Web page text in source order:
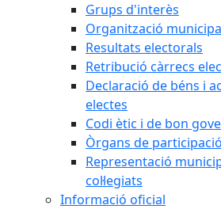
Grups d'interès
Organització
Resultats electorals
Retribució càrrecs
Declaració de béns i
electes
Codi ètic i de bon
Òrgans de
Representació
col·legiats
Informació oficial